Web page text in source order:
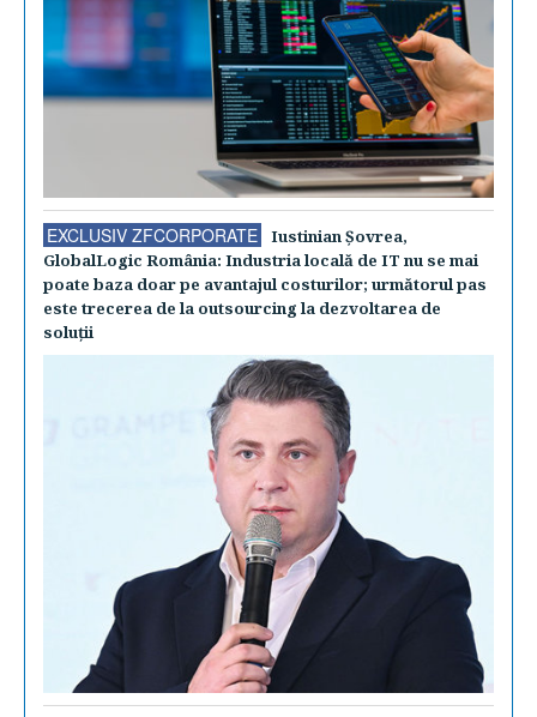
EXCLUSIV ZFCORPORATE
Iustinian Şovrea,
GlobalLogic România: Industria locală de IT nu se mai
poate baza doar pe avantajul costurilor; următorul pas
este trecerea de la outsourcing la dezvoltarea de
soluţii